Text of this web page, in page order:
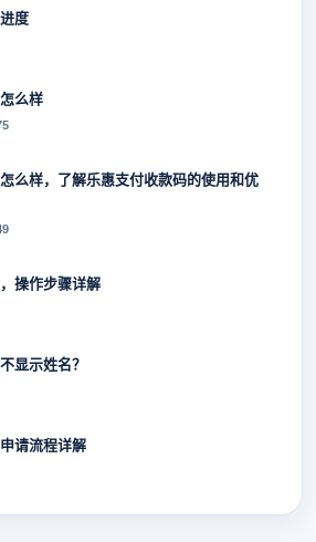
度
么样
么样，了解乐惠支付收款码的使用和优
操作步骤详解
显示姓名？
请流程详解